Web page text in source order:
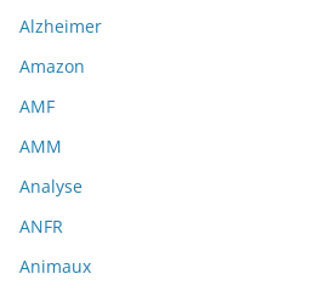
Alzheimer
Amazon
AMF
AMM
Analyse
ANFR
Animaux